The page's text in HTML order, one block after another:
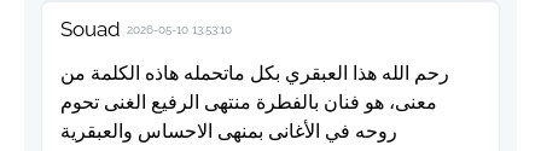
Souad 2026-05-10 13:53:10
رحم الله هذا العبقري بكل ماتحمله هاذه الكلمة من
معنى، هو فنان بالفطرة منتهى الرفيع الغنى تحوم
روحه في الأغانى بمنهى الاحساس والعبقرية